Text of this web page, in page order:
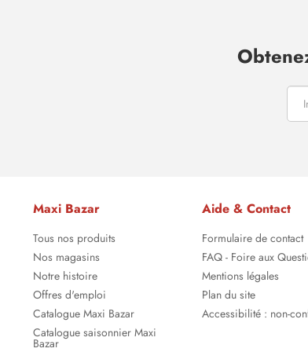
Maxi Bazar
Tous nos produits
Nos magasins
Notre histoire
Offres d'emploi
Catalogue Maxi Bazar
Catalogue saisonnier Maxi
Bazar
Aide & Contact
Formulaire de contact
FAQ - Foire aux
Mentions légales
Plan du site
Accessibilité : non-